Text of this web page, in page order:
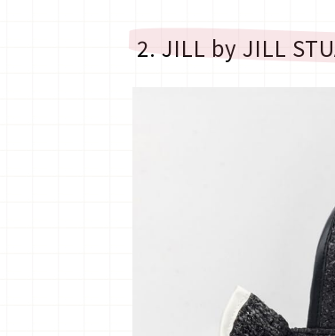
2. JILL by JILL